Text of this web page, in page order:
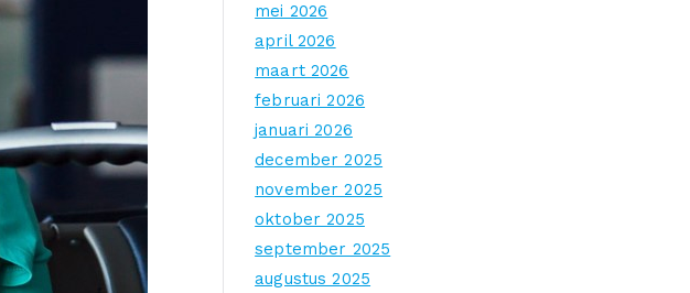
mei 2026
april 2026
maart 2026
februari 2026
januari 2026
december 2025
november 2025
oktober 2025
september 2025
augustus 2025